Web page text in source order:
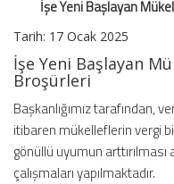
İşe Yeni Başlayan
Tarih: 17 Ocak 2025
İşe Yeni Başlayan
Broşürleri
Başkanlığımız tarafından,
itibaren mükelleflerin vergi
gönüllü uyumun
çalışmaları yapılmaktadır.